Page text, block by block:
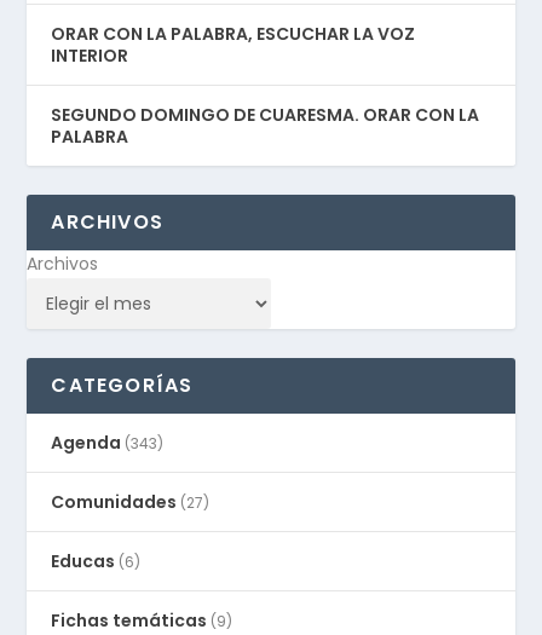
ORAR CON LA PALABRA, ESCUCHAR LA VOZ
INTERIOR
SEGUNDO DOMINGO DE CUARESMA. ORAR CON LA
PALABRA
ARCHIVOS
Archivos
CATEGORÍAS
Agenda (343)
Comunidades (27)
Educas (6)
Fichas temáticas (9)